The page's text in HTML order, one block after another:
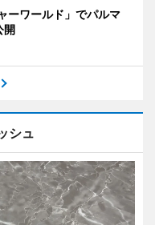
ーワールド」でパルマ
開
シュ